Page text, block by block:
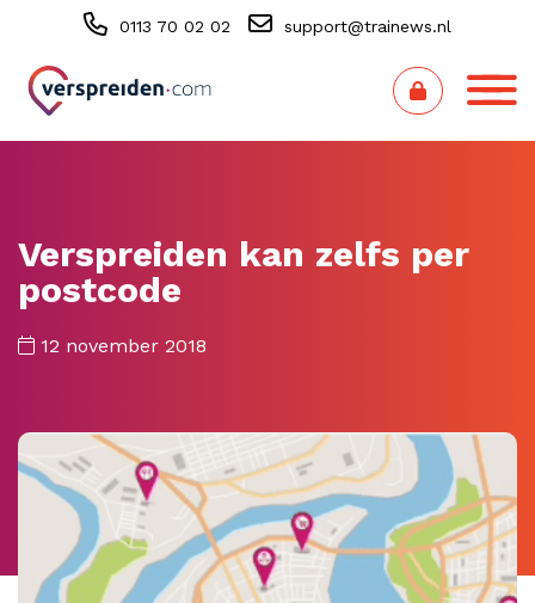
0113 70 02 02 support@trainews.nl
Verspreiden kan zelfs per
postcode
12 november 2018